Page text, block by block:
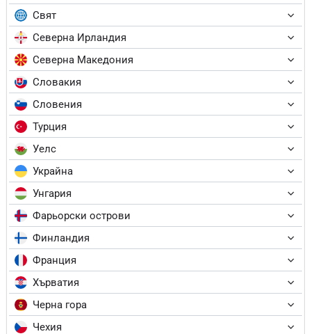
Свят
Северна Ирландия
Северна Македония
Словакия
Словения
Турция
Уелс
Украйна
Унгария
Фарьорски острови
Финландия
Франция
Хърватия
Черна гора
Чехия